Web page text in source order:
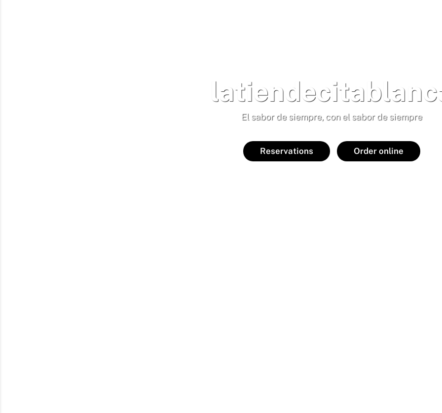
El sabor de siempre, con el sabor de siempre
Reservations Order online